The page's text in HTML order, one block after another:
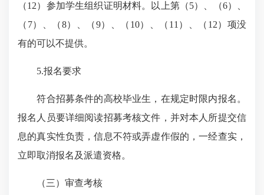
（12）参加学生组织证明材料。以上第（5）、（6）、
（7）、（8）、（9）、（10）、（11）、（12）项没
有的可以不提供。
5.报名要求
符合招募条件的高校毕业生，在规定时限内报名。
报名人员要详细阅读招募考核文件，并对本人所提交信
息的真实性负责，信息不符或弄虚作假的，一经查实，
立即取消报名及派遣资格。
（三）审查考核